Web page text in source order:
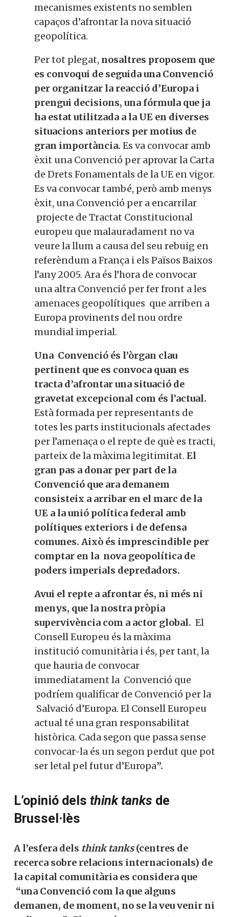
mecanismes existents no semblen
capaços d’afrontar la nova situació
geopolítica.
Per tot plegat, nosaltres proposem que
es convoqui de seguida una Convenció
per organitzar la reacció d’Europa i
prengui decisions, una fórmula que ja
ha estat utilitzada a la UE en diverses
situacions anteriors per motius de
gran importància. Es va convocar amb
èxit una Convenció per aprovar la Carta
de Drets Fonamentals de la UE en vigor.
Es va convocar també, però amb menys
èxit, una Convenció per a encarrilar
projecte de Tractat Constitucional
europeu que malauradament no va
veure la llum a causa del seu rebuig en
referèndum a França i els Països Baixos
l’any 2005. Ara és l’hora de convocar
una altra Convenció per fer front a les
amenaces geopolítiques que arriben a
Europa provinents del nou ordre
mundial imperial.
Una Convenció és l’òrgan clau
pertinent que es convoca quan es
tracta d’afrontar una situació de
gravetat excepcional com és l’actual.
Està formada per representants de
totes les parts institucionals afectades
per l’amenaça o el repte de què es tracti,
parteix de la màxima legitimitat. El
gran pas a donar per part de la
Convenció que ara demanem
consisteix a arribar en el marc de la
UE a la unió política federal amb
polítiques exteriors i de defensa
comunes. Això és imprescindible per
comptar en la nova geopolítica de
poders imperials depredadors.
Avui el repte a afrontar és, ni més ni
menys, que la nostra pròpia
supervivència com a actor global. El
Consell Europeu és la màxima
institució comunitària i és, per tant, la
que hauria de convocar
immediatament la Convenció que
podríem qualificar de Convenció per la
Salvació d’Europa. El Consell Europeu
actual té una gran responsabilitat
històrica. Cada segon que passa sense
convocar-la és un segon perdut que pot
ser letal pel futur d’Europa”.
L’opinió dels think tanks de
Brussel·lès
A l’esfera dels think tanks(centres de
recerca sobre relacions internacionals) de
la capital comunitària es considera que
“una Convenció com la que alguns
demanen, de moment, no se la veu venir ni